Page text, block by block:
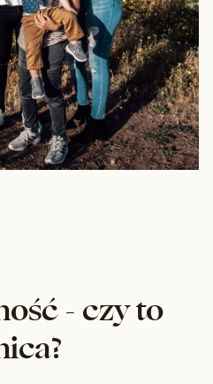
- czy to